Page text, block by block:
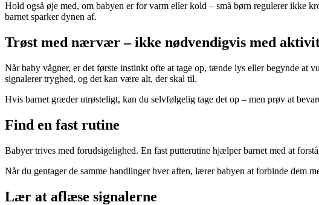
Hold også øje med, om babyen er for varm eller kold – små børn regulerer ikke
barnet sparker dynen af.
Trøst med nærvær – ikke nødvendigvis med
Når baby vågner, er det første instinkt ofte at tage op, tænde lys eller begynde at
signalerer tryghed, og det kan være alt, der skal til.
Hvis barnet græder utrøsteligt, kan du selvfølgelig tage det op – men prøv at
Find en fast rutine
Babyer trives med forudsigelighed. En fast putterutine hjælper barnet med at
Når du gentager de samme handlinger hver aften, lærer babyen at forbinde dem
Lær at aflæse signalerne